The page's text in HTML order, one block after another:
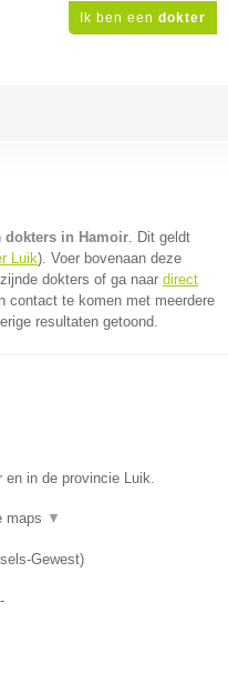
Ik ben een dokter
dokters in Hamoir. Dit geldt
Luik). Voer bovenaan deze
dokters of ga naar direct
contact te komen met meerdere
resultaten getoond.
en in de provincie Luik.
maps ▼
Gewest)
-